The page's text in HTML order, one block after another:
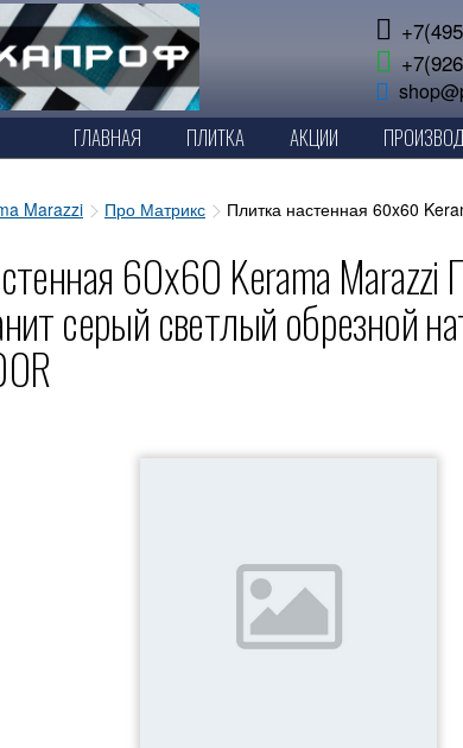
ГЛАВНАЯ ПЛИТКА АКЦИИ
Marazzi Про Матрикс Плитка настенная 60x60
60x60 Kerama Marazzi
серый светлый обрезной